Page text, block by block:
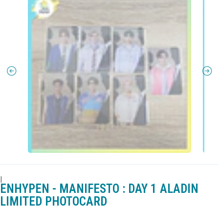
|
ENHYPEN - MANIFESTO : DAY 1 ALADIN
LIMITED PHOTOCARD